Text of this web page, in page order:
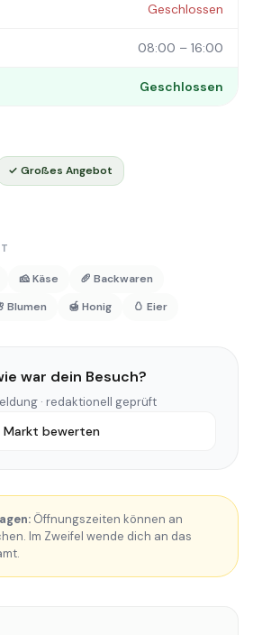
Geschlossen
08:00 – 16:00
Geschlossen
✓ Großes Angebot
🧀 Käse
🥖 Backwaren
Blumen 🍯 Honig 🥚 Eier
war dein Besuch?
· redaktionell geprüft
Markt bewerten
Öffnungszeiten können an
Im Zweifel wende dich an das